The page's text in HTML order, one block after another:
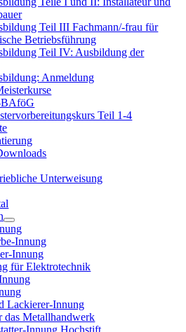
Teil III Fachmann/-frau für
Betriebsführung
Teil IV: Ausbildung der
Anmeldung
BAföG
Teil 1-4
Unterweisung
Innung
Innung
für Elektrotechnik
Lackierer-Innung
das Metallhandwerk
Innung Hochstift